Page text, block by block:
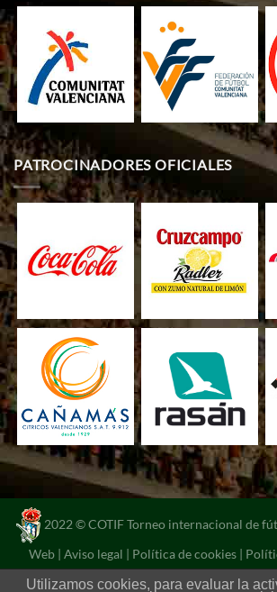
PATROCINADORES OFICIALES
2022 © COTIF Torneo internacional de
Web | Aviso legal | Política de cookies |
Portal de transparencia
Utilizamos cookies, para evaluar la